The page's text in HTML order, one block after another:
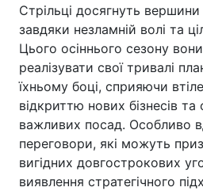
Стрільці досягнуть вершини
завдяки незламній волі та
Цього осіннього сезону
реалізувати свої тривалі
їхньому боці, сприяючи
відкриттю нових бізнесів
важливих посад. Особливо
переговори, які можуть
вигідних довгострокових
виявлення стратегічного